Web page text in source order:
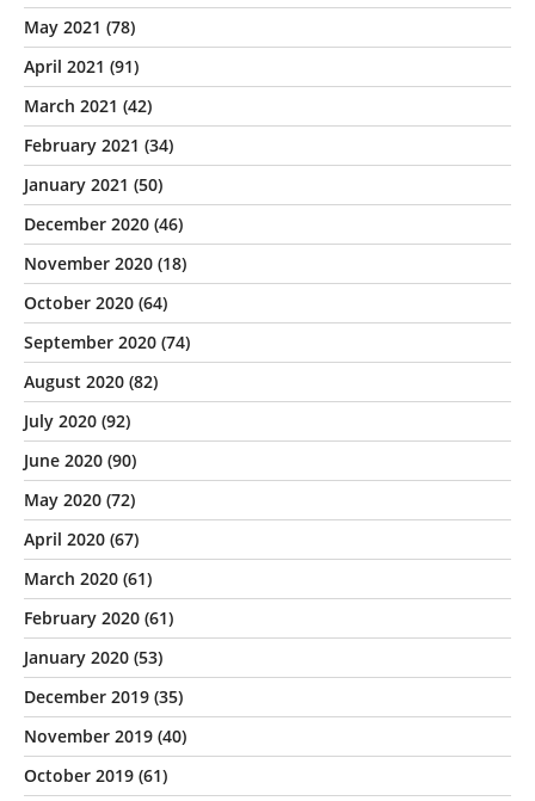
May 2021 (78)
April 2021 (91)
March 2021 (42)
February 2021 (34)
January 2021 (50)
December 2020 (46)
November 2020 (18)
October 2020 (64)
September 2020 (74)
August 2020 (82)
July 2020 (92)
June 2020 (90)
May 2020 (72)
April 2020 (67)
March 2020 (61)
February 2020 (61)
January 2020 (53)
December 2019 (35)
November 2019 (40)
October 2019 (61)